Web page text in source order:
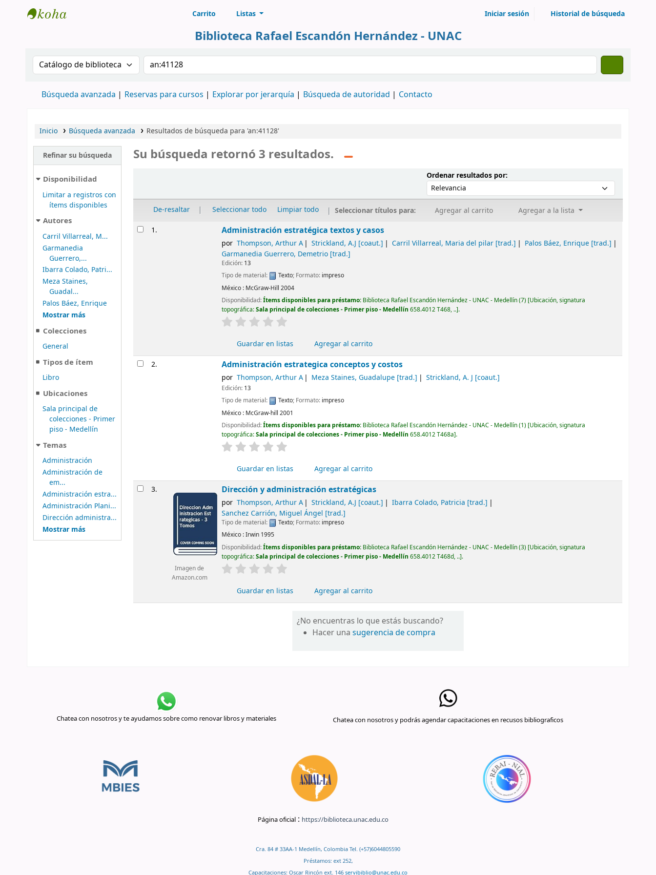
Biblioteca Rafael Escandón Hernández
Carrito Listas Iniciar sesión Historial de búsqueda
Biblioteca Rafael Escandón Hernández - UNAC
Buscar en el catálogo por:Buscar en el catálogo
Búsqueda avanzada Reservas para cursos Explorar por jerarquía Búsqueda de autoridad Contacto
Inicio Búsqueda avanzada Resultados de búsqueda para 'an:41128'
Refinar su búsqueda
Disponibilidad
Limitar a registros con
ítems disponibles
Autores
Carril Villarreal, M...
Garmanedia
Guerrero,...
Ibarra Colado, Patri...
Meza Staines,
Guadal...
Palos Báez, Enrique
Mostrar más
Colecciones
General
Tipos de ítem
Libro
Ubicaciones
Sala principal de
colecciones - Primer
piso - Medellín
Temas
Administración
Administración de
em...
Administración estra...
Administración Plani...
Dirección administra...
Mostrar más
Su búsqueda retornó 3 resultados.
Ordenar resultados por:Ordenar por:
De-resaltar Seleccionar todo Limpiar todo Seleccionar títulos para: Agregar al carrito Agregar a la lista
Resultados
1. Administración estratégica textos y casos
por Thompson, Arthur A Strickland, A.J [coaut.] Carril Villarreal, Maria del pilar [trad.] Palos Báez, Enrique[trad.]
Garmanedia Guerrero, Demetrio [trad.]
Edición: 13
Tipo de material:
Texto; Formato: impreso
México : McGraw-Hill 2004
Disponibilidad:Ítems disponibles para préstamo: Biblioteca Rafael Escandón Hernández - UNAC - Medellín(7) Ubicación, signatura
topográfica:Sala principal de colecciones - Primer piso - Medellín658.4012 T468, .. .
valoración
Guardar en listas Agregar al carrito
2. Administración estrategica conceptos y costos
por Thompson, Arthur A Meza Staines, Guadalupe [trad.] Strickland, A. J [coaut.]
Edición: 13
Tipo de material:
Texto; Formato: impreso
México : McGraw-hill 2001
Disponibilidad:Ítems disponibles para préstamo: Biblioteca Rafael Escandón Hernández - UNAC - Medellín(1) Ubicación, signatura
topográfica:Sala principal de colecciones - Primer piso - Medellín658.4012 T468a .
valoración
Guardar en listas Agregar al carrito
3.
Imagen de
Amazon.com
Dirección y administración estratégicas
por Thompson, Arthur A Strickland, A.J [coaut.] Ibarra Colado, Patricia [trad.]
Sanchez Carrión, Miguel Ángel [trad.]
Tipo de material: Texto; Formato: impreso
México :Irwin 1995
Disponibilidad:Ítems disponibles para préstamo: Biblioteca Rafael Escandón Hernández - UNAC - Medellín(3) Ubicación, signatura
topográfica:Sala principal de colecciones - Primer piso - Medellín658.4012 T468d, .. .
valoración
Guardar en listas Agregar al carrito
¿No encuentras lo que estás buscando?
Hacer unasugerencia de compra
Chatea con nosotros y te ayudamos sobre como renovar libros y materiales Chatea con nosotros y podrás agendar capacitaciones en recusos bibliograficos
Página oficial : https://biblioteca.unac.edu.co
Cra. 84 # 33AA-1 Medellín, Colombia Tel. (+57)6044805590
Préstamos: ext 252,
Capacitaciones: Oscar Rincón ext. 146 servibiblio@unac.edu.co